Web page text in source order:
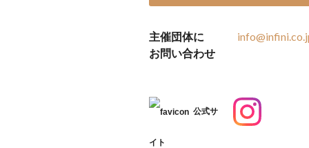
主催団体に
お問い合わせ
公式サ
イト